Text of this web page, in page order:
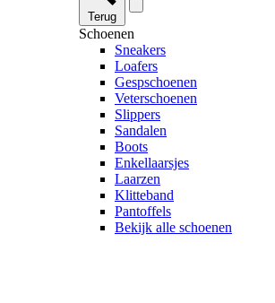
Terug
Schoenen
Sneakers
Loafers
Gespschoenen
Veterschoenen
Slippers
Sandalen
Boots
Enkellaarsjes
Laarzen
Klitteband
Pantoffels
Bekijk alle schoenen